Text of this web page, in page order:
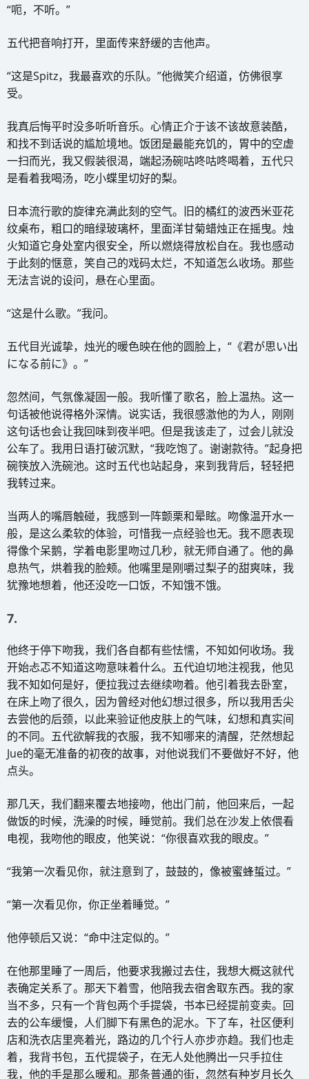
“呃，不听。”
五代把音响打开，里面传来舒缓的吉他声。
“这是Spitz，我最喜欢的乐队。”他微笑介绍道，仿佛很享
受。
我真后悔平时没多听听音乐。心情正介于该不该故意装酷，
和找不到话说的尴尬境地。饭团是最能充饥的，胃中的空虚
一扫而光，我又假装很渴，端起汤碗咕咚咕咚喝着，五代只
是看着我喝汤，吃小蝶里切好的梨。
日本流行歌的旋律充满此刻的空气。旧的橘红的波西米亚花
纹桌布，粗口的暗绿玻璃杯，里面洋甘菊蜡烛正在摇曳。烛
火知道它身处室内很安全，所以燃烧得放松自在。我也感动
于此刻的惬意，笑自己的戏码太烂，不知道怎么收场。那些
无法言说的设问，悬在心里面。
“这是什么歌。”我问。
五代目光诚挚，烛光的暖色映在他的圆脸上，“《君が思い出
になる前に》。”
忽然间，气氛像凝固一般。我听懂了歌名，脸上温热。这一
句话被他说得格外深情。说实话，我很感激他的为人，刚刚
这句话也会让我回味到夜半吧。但是我该走了，过会儿就没
公车了。我用日语打破沉默，“我吃饱了。谢谢款待。”起身把
碗筷放入洗碗池。这时五代也站起身，来到我背后，轻轻把
我转过来。
当两人的嘴唇触碰，我感到一阵颤栗和晕眩。吻像温开水一
般，是这么柔软的体验，可惜我一点经验也无。我不愿表现
得像个呆鹅，学着电影里吻过几秒，就无师自通了。他的鼻
息热气，烘着我的脸颊。他嘴里是刚嚼过梨子的甜爽味，我
犹豫地想着，他还没吃一口饭，不知饿不饿。
7.
他终于停下吻我，我们各自都有些怯懦，不知如何收场。我
开始忐忑不知道这吻意味着什么。五代迫切地注视我，他见
我不知如何是好，便拉我过去继续吻着。他引着我去卧室，
在床上吻了很久，因为曾经对他幻想过很多，所以我用舌尖
去尝他的后颈，以此来验证他皮肤上的气味，幻想和真实间
的不同。五代欲解我的衣服，我不知哪来的清醒，茫然想起
Jue的毫无准备的初夜的故事，对他说我们不要做好不好，他
点头。
那几天，我们翻来覆去地接吻，他出门前，他回来后，一起
做饭的时候，洗澡的时候，睡觉前。我们总在沙发上依偎看
电视，我吻他的眼皮，他笑说：“你很喜欢我的眼皮。”
“我第一次看见你，就注意到了，鼓鼓的，像被蜜蜂蜇过。”
“第一次看见你，你正坐着睡觉。”
他停顿后又说：“命中注定似的。”
在他那里睡了一周后，他要求我搬过去住，我想大概这就代
表确定关系了。那天下着雪，他陪我去宿舍取东西。我的家
当不多，只有一个背包两个手提袋，书本已经提前变卖。回
去的公车缓慢，人们脚下有黑色的泥水。下了车，社区便利
店和洗衣店里亮着光，路边的几个行人亦步亦趋。我们也走
着，我背书包，五代提袋子，在无人处他腾出一只手拉住
我，他的手是那么暖和。那条普通的街，忽然有种岁月长久